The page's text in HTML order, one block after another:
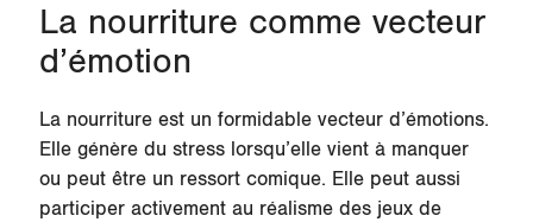
La nourriture comme vecteur
d’émotion
La nourriture est un formidable vecteur d’émotions.
Elle génère du stress lorsqu’elle vient à manquer
ou peut être un ressort comique. Elle peut aussi
participer activement au réalisme des jeux de